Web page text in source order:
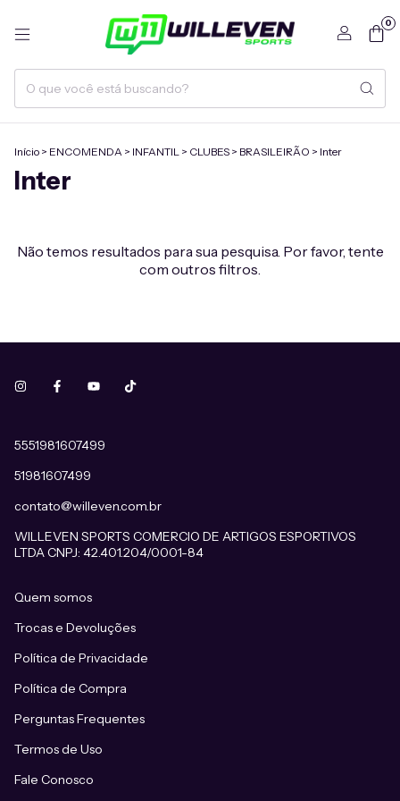
0
Início > ENCOMENDA > INFANTIL > CLUBES > BRASILEIRÃO > Inter
Inter
Não temos resultados para sua pesquisa. Por favor, tente
com outros filtros.
5551981607499
51981607499
contato@willeven.com.br
WILLEVEN SPORTS COMERCIO DE ARTIGOS ESPORTIVOS
LTDA CNPJ: 42.401.204/0001-84
Quem somos
Trocas e Devoluções
Política de Privacidade
Política de Compra
Perguntas Frequentes
Termos de Uso
Fale Conosco